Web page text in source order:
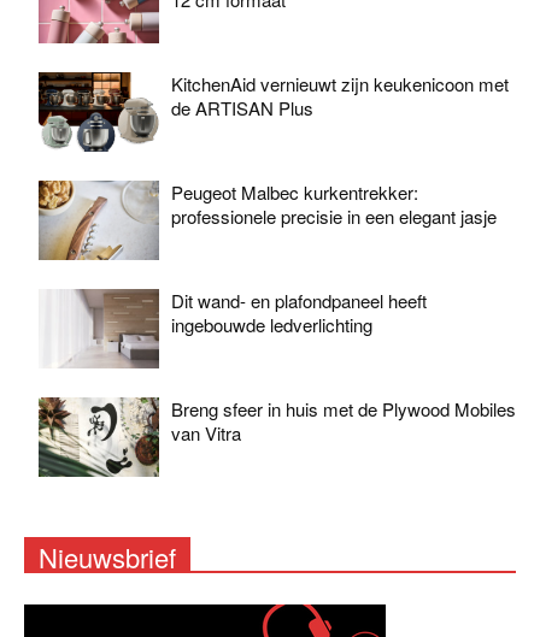
KitchenAid vernieuwt zijn keukenicoon met
de ARTISAN Plus
Peugeot Malbec kurkentrekker:
professionele precisie in een elegant jasje
Dit wand- en plafondpaneel heeft
ingebouwde ledverlichting
Breng sfeer in huis met de Plywood Mobiles
van Vitra
Nieuwsbrief